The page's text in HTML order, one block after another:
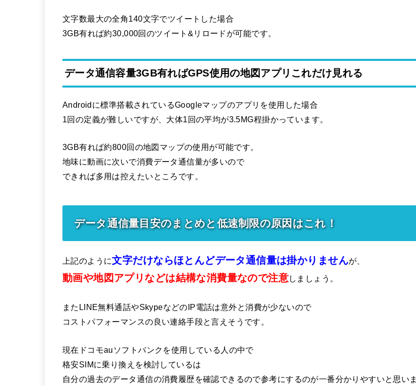
文字数最大の全角140文字でツイートした場合
3GB有れば約30,000回のツイート&リロードが可能です。
データ通信容量3GB有ればGPS使用の地図アプリこれだけ見れる
Androidに標準搭載されているGoogleマップのアプリを使用した場合
1回の定義が難しいですが、大体1回の平均が3.5MG程掛かっています。
3GB有れば約800回の地図マップの使用が可能です。
地味に動画に次いで消費データ通信量が多いので
できれば多用は控えたいところです。
データ通信量目安のまとめと低速制限の原因はこれ！
上記のように文字だけならほとんどデータ通信量は掛かりませんが、
動画や地図アプリなどは結構な消費量なので注意しましょう。
またLINE無料通話やSkypeなどのIP電話は意外と消費が少ないので
コストパフォーマンスの良い連絡手段と言えそうです。
現在ドコモauソフトバンクを使用している人の中で
格安SIMに乗り換えを検討しているは
自分の過去のデータ通信の消費履歴を確認できるので参考にするのが一番分かりやすいと思いま